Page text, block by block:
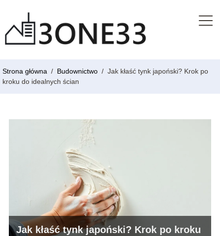
Strona główna / Budownictwo / Jak kłaść tynk japoński? Krok po
kroku do idealnych ścian
Jak kłaść tynk japoński? Krok po kroku